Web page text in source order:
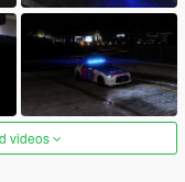
videos